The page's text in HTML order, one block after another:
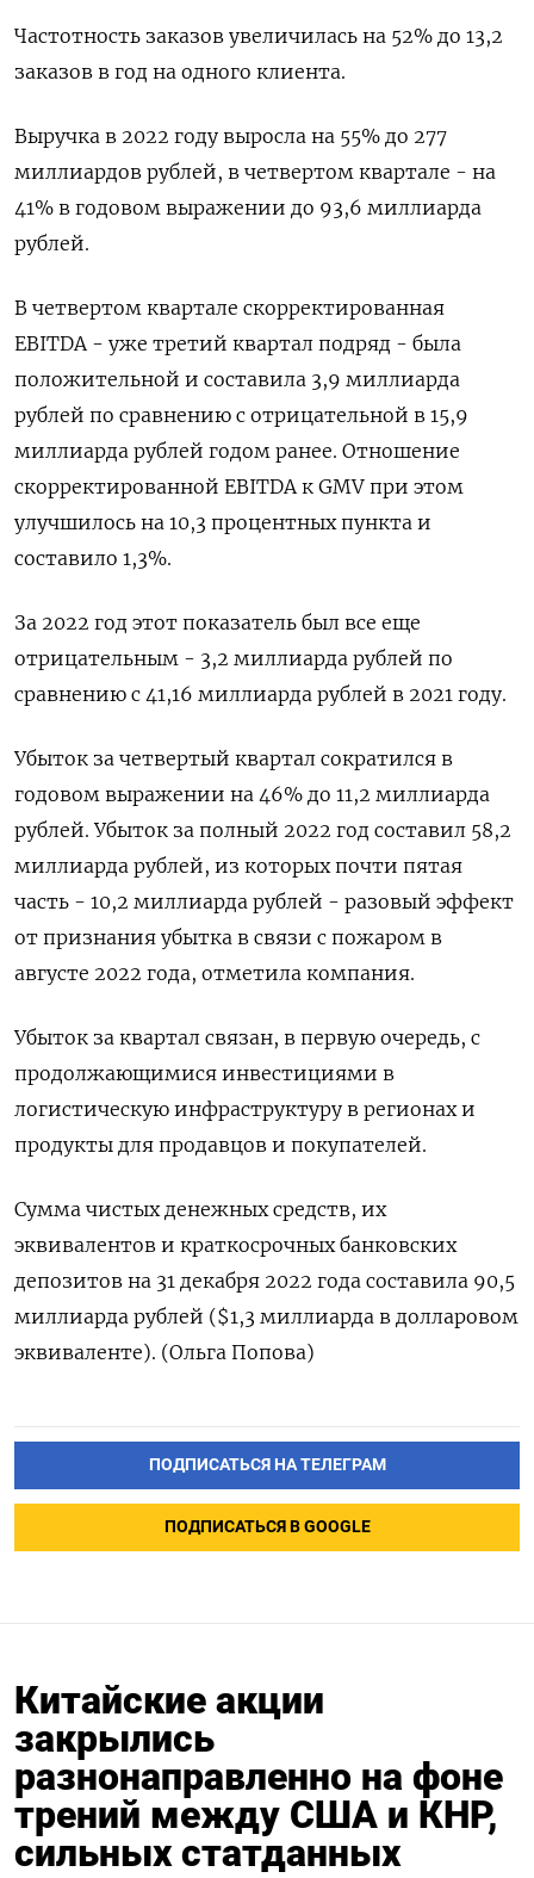
Частотность заказов увеличилась на 52% до 13,2
заказов в год на одного клиента.
Выручка в 2022 году выросла на 55% до 277
миллиардов рублей, в четвертом квартале - на
41% в годовом выражении до 93,6 миллиарда
рублей.
В четвертом квартале скорректированная
EBITDA - уже третий квартал подряд - была
положительной и составила 3,9 миллиарда
рублей по сравнению с отрицательной в 15,9
миллиарда рублей годом ранее. Отношение
скорректированной EBITDA к GMV при этом
улучшилось на 10,3 процентных пункта и
составило 1,3%.
За 2022 год этот показатель был все еще
отрицательным - 3,2 миллиарда рублей по
сравнению с 41,16 миллиарда рублей в 2021 году.
Убыток за четвертый квартал сократился в
годовом выражении на 46% до 11,2 миллиарда
рублей. Убыток за полный 2022 год составил 58,2
миллиарда рублей, из которых почти пятая
часть - 10,2 миллиарда рублей - разовый эффект
от признания убытка в связи с пожаром в
августе 2022 года, отметила компания.
Убыток за квартал связан, в первую очередь, с
продолжающимися инвестициями в
логистическую инфраструктуру в регионах и
продукты для продавцов и покупателей.
Сумма чистых денежных средств, их
эквивалентов и краткосрочных банковских
депозитов на 31 декабря 2022 года составила 90,5
миллиарда рублей ($1,3 миллиарда в долларовом
эквиваленте). (Ольга Попова)
ПОДПИСАТЬСЯ НА ТЕЛЕГРАМ
ПОДПИСАТЬСЯ В GOOGLE
Китайские акции
закрылись
разнонаправленно на фоне
трений между США и КНР,
сильных статданных